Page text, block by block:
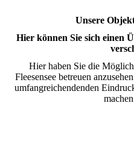
Unsere
Hier können Sie sich einen
Hier haben Sie die
Fleesensee betreuen
umfangreichendenden